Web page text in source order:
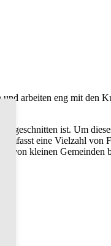
arbeiten eng mit den
ist. Um
eine Vielzahl von
von kleinen Gemeinden